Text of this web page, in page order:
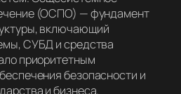
(ОСПО) — фундамент
включающий
СУБД и средства
приоритетным
безопасности и
и бизнеса.